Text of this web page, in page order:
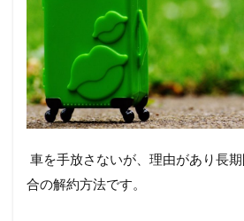
車を手放さないが、理由があり長
合の解約方法です。